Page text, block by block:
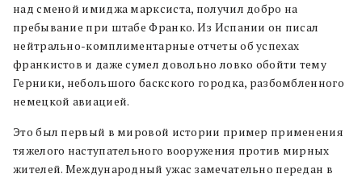
над сменой имиджа марксиста, получил добро на
пребывание при штабе Франко. Из Испании он писал
нейтрально-комплиментарные отчеты об успехах
франкистов и даже сумел довольно ловко обойти тему
Герники, небольшого баскского городка, разбомбленного
немецкой авиацией.
Это был первый в мировой истории пример применения
тяжелого наступательного вооружения против мирных
жителей. Международный ужас замечательно передан в